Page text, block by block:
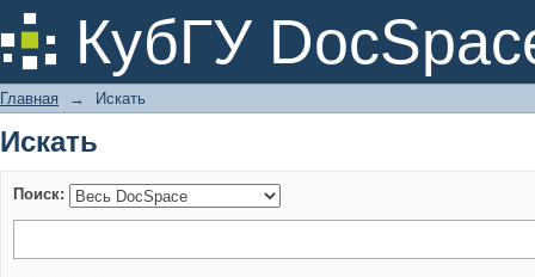
КубГУ
Искать
Главная → Искать
Искать
Поиск: